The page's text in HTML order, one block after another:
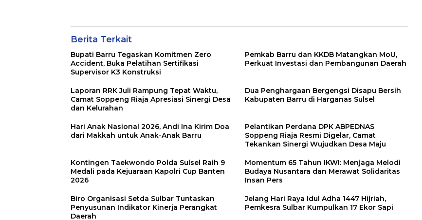
Berita Terkait
Bupati Barru Tegaskan Komitmen Zero
Accident, Buka Pelatihan Sertifikasi
Supervisor K3 Konstruksi
Pemkab Barru dan KKDB Matangkan MoU,
Perkuat Investasi dan Pembangunan Daerah
Laporan RRK Juli Rampung Tepat Waktu,
Camat Soppeng Riaja Apresiasi Sinergi Desa
dan Kelurahan
Dua Penghargaan Bergengsi Disapu Bersih
Kabupaten Barru di Harganas Sulsel
Hari Anak Nasional 2026, Andi Ina Kirim Doa
dari Makkah untuk Anak-Anak Barru
Pelantikan Perdana DPK ABPEDNAS
Soppeng Riaja Resmi Digelar, Camat
Tekankan Sinergi Wujudkan Desa Maju
Kontingen Taekwondo Polda Sulsel Raih 9
Medali pada Kejuaraan Kapolri Cup Banten
2026
Momentum 65 Tahun IKWI: Menjaga Melodi
Budaya Nusantara dan Merawat Solidaritas
Insan Pers
Biro Organisasi Setda Sulbar Tuntaskan
Penyusunan Indikator Kinerja Perangkat
Daerah
Jelang Hari Raya Idul Adha 1447 Hijriah,
Pemkesra Sulbar Kumpulkan 17 Ekor Sapi